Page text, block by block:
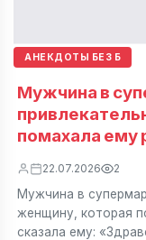
АНЕКДОТЫ БЕЗ Б
Мужчина в
помахала ему
22.07.2026 2
Мужчина в
женщину, которая
сказала ему: